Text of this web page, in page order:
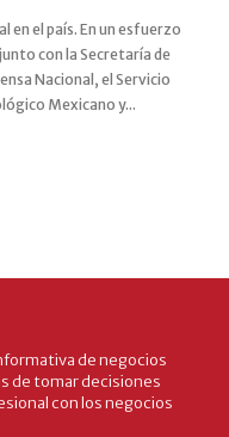
Mexicano y...
de negocios
de tomar decisiones
con los negocios